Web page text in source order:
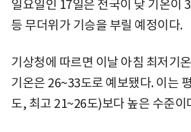
일요일인 17일은 전국이 낮 기온이
등 무더위가 기승을 부릴 예정이다.
기상청에 따르면 이날 아침 최저기
기온은 26~33도로 예보됐다. 이는
도, 최고 21~26도)보다 높은 수준이